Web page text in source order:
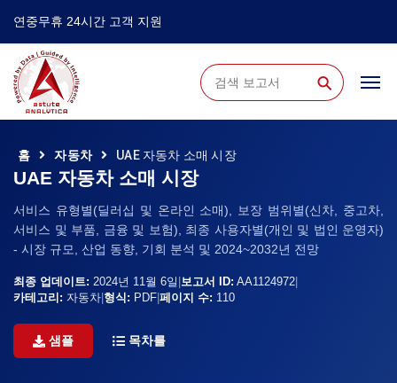
연중무휴 24시간 고객 지원
⚲
홈 자동차 UAE 자동차 소매 시장
UAE 자동차 소매 시장
서비스 유형별(딜러십 및 온라인 소매), 보장 범위별(신차, 중고차,
서비스 및 부품, 금융 및 보험), 최종 사용자별(개인 및 법인 운영자)
- 시장 규모, 산업 동향, 기회 분석 및 2024~2032년 전망
최종 업데이트: 2024년 11월 6일 보고서 ID: AA1124972
카테고리: 자동차 형식: PDF 페이지 수: 110
샘플 목차를